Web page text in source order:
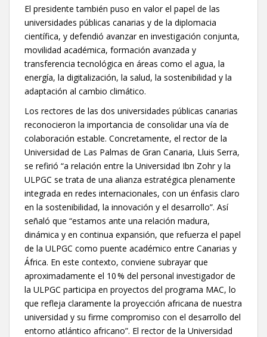
El presidente también puso en valor el papel de las
universidades públicas canarias y de la diplomacia
científica, y defendió avanzar en investigación conjunta,
movilidad académica, formación avanzada y
transferencia tecnológica en áreas como el agua, la
energía, la digitalización, la salud, la sostenibilidad y la
adaptación al cambio climático.
Los rectores de las dos universidades públicas canarias
reconocieron la importancia de consolidar una vía de
colaboración estable. Concretamente, el rector de la
Universidad de Las Palmas de Gran Canaria, Lluis Serra,
se refirió “a relación entre la Universidad Ibn Zohr y la
ULPGC se trata de una alianza estratégica plenamente
integrada en redes internacionales, con un énfasis claro
en la sostenibilidad, la innovación y el desarrollo”. Así
señaló que “estamos ante una relación madura,
dinámica y en continua expansión, que refuerza el papel
de la ULPGC como puente académico entre Canarias y
África. En este contexto, conviene subrayar que
aproximadamente el 10 % del personal investigador de
la ULPGC participa en proyectos del programa MAC, lo
que refleja claramente la proyección africana de nuestra
universidad y su firme compromiso con el desarrollo del
entorno atlántico africano”. El rector de la Universidad